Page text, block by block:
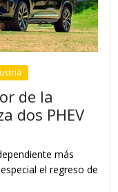
de la
dos PHEV
más
el regreso de